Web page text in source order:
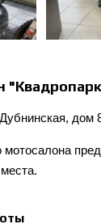
дом
мотосалона